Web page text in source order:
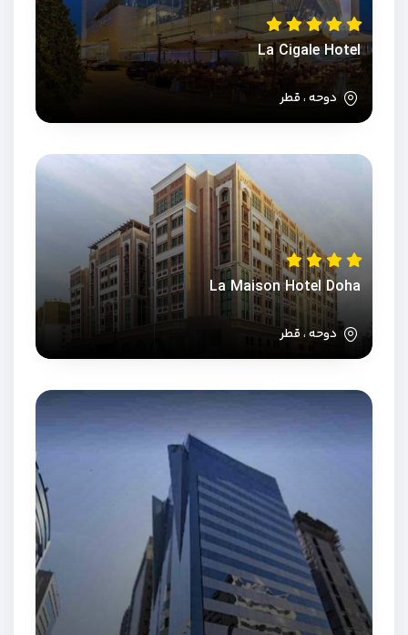
La Cigale Hotel
دوحه ، قطر
La Maison Hotel Doha
دوحه ، قطر